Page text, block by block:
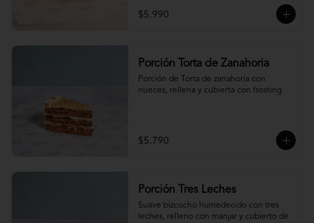
$5.990
Porción Torta de Zanahoria
Porción de Torta de zanahoria con
nueces, rellena y cubierta con frosting
$5.790
Porción Tres Leches
Suave bizcocho humedecido con tres
leches, relleno con manjar y cubierto de